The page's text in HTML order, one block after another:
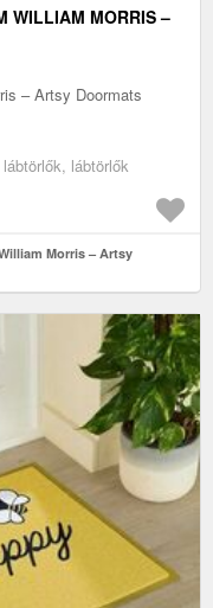
WILLIAM MORRIS –
– Artsy Doormats
lábtörlők
Morris – Artsy